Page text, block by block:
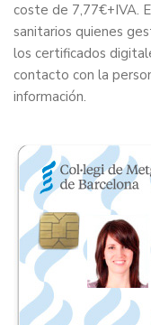
coste de 7,77€+IVA.
sanitarios quienes
los certificados
contacto con la
información.